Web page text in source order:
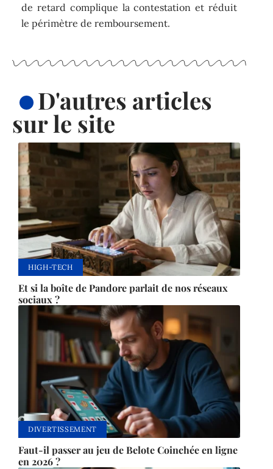
de retard complique la contestation et réduit
le périmètre de remboursement.
D'autres articles
sur le site
HIGH-TECH
Et si la boîte de Pandore parlait de nos réseaux
sociaux ?
DIVERTISSEMENT
Faut-il passer au jeu de Belote Coinchée en ligne
en 2026 ?